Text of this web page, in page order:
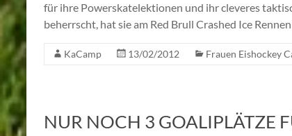
für ihre Powerskatelektionen und ihr cleveres
beherrscht, hat sie am Red Brull Crashed Ice
KaCamp 13/02/2012 Frauen Eishockey
NUR NOCH 3 GOALIPLÄTZE